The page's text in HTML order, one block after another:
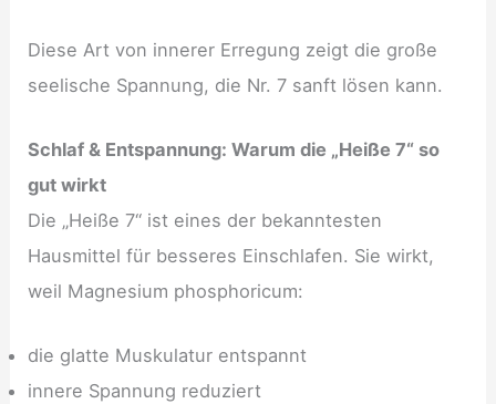
Diese Art von innerer Erregung zeigt die große
seelische Spannung, die Nr. 7 sanft lösen kann.
Schlaf & Entspannung: Warum die „Heiße 7“ so
gut wirkt
Die „Heiße 7“ ist eines der bekanntesten
Hausmittel für besseres Einschlafen. Sie wirkt,
weil Magnesium phosphoricum:
die glatte Muskulatur entspannt
innere Spannung reduziert